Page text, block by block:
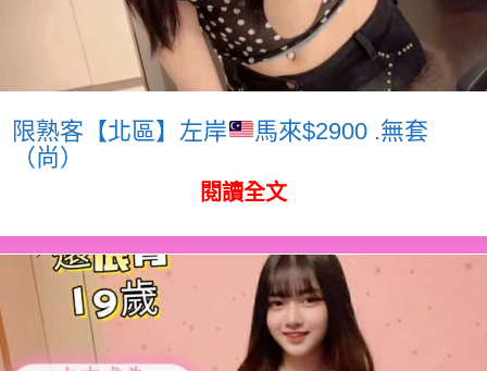
限熟客【北區】左岸
馬來$2900 .無套
（尚）
閱讀全文